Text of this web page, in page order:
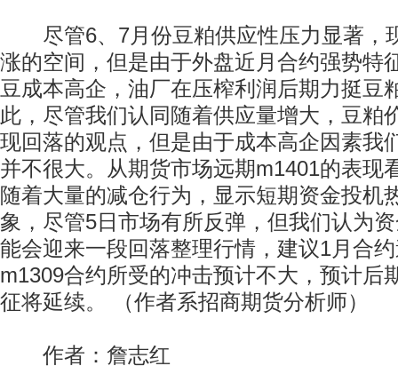
尽管6、7月份豆粕供应性压力显著，
涨的空间，但是由于外盘近月合约强势特
豆成本高企，油厂在压榨利润后期力挺豆
此，尽管我们认同随着供应量增大，豆粕
现回落的观点，但是由于成本高企因素我
并不很大。从期货市场远期m1401的表现
随着大量的减仓行为，显示短期资金投机
象，尽管5日市场有所反弹，但我们认为
能会迎来一段回落整理行情，建议1月合
m1309合约所受的冲击预计不大，预计后
征将延续。 （作者系招商期货分析师）
作者：詹志红